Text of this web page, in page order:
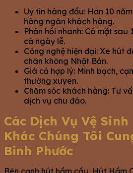
Uy tín hàng đầu: Hơn 10
hàng ngàn khách hàng.
Phản hồi nhanh: Có mặt sau
cả ngày lễ.
Công nghệ hiện đại: Xe hút
chân không Nhật Bản.
Giá cả hợp lý: Minh bạch,
thường xuyên.
Chăm sóc khách hàng: Tư
dịch vụ chu đáo.
Các Dịch Vụ Vệ
Khác Chúng Tôi
Bình Phước
Bên cạnh hút hầm cầu, Hút Hầm